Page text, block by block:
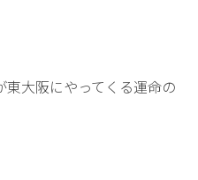
大阪にやってくる運命の